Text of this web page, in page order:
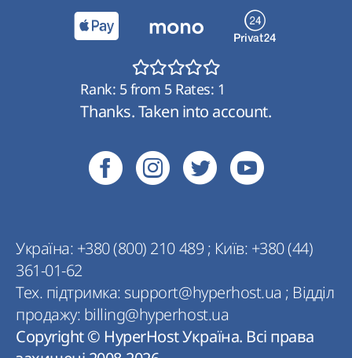
Україна: +380 (800) 210 489; Київ: +380 (44)
361-01-62
Тех. підтримка: support@hyperhost.ua ; Відділ
продажу: billing@hyperhost.ua
Copyright © HyperHost Україна. Всі права
Rank: 5from 5Rates: 1
Thanks. Taken into account.